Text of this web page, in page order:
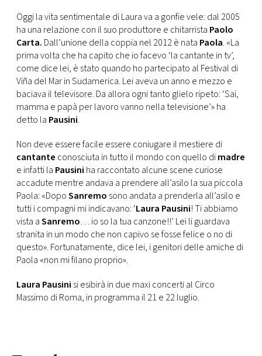
Oggi la vita sentimentale di Laura va a gonfie vele: dal 2005
ha una relazione con il suo produttore e chitarrista Paolo
Carta. Dall’unione della coppia nel 2012 è nata Paola. «La
prima volta che ha capito che io facevo ‘la cantante in tv’,
come dice lei, è stato quando ho partecipato al Festival di
Viña del Mar in Sudamerica. Lei aveva un anno e mezzo e
baciava il televisore. Da allora ogni tanto glielo ripeto: ‘Sai,
mamma e papà per lavoro vanno nella televisione’» ha
detto la Pausini.
Non deve essere facile essere coniugare il mestiere di
cantante conosciuta in tutto il mondo con quello dimadre
e infatti la Pausini ha raccontato alcune scene curiose
accadute mentre andava a prendere all’asilo la sua piccola
Paola: «DopoSanremo sono andata a prenderla all’asilo e
tutti i compagni mi indicavano: ‘Laura Pausini! Ti abbiamo
vista aSanremo… io so la tua canzone!!’ Lei li guardava
stranita in un modo che non capivo se fosse felice o no di
questo». Fortunatamente, dice lei, i genitori delle amiche di
Paola «non mi filano proprio».
Laura Pausini si esibirà in due maxi concerti al Circo
Massimo di Roma, in programma il 21 e 22 luglio.